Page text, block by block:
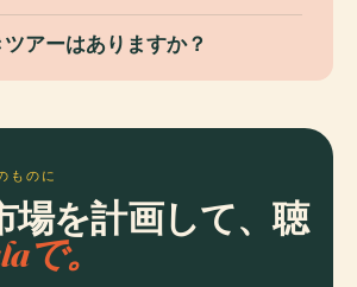
アーはありますか？
ものに
場を計画して、聴
で。